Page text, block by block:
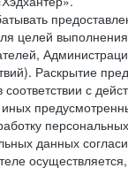
целей
Раскрытие
с
данных